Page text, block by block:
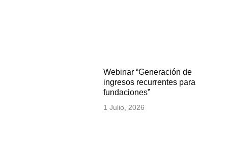
Webinar “Generación de
ingresos recurrentes para
fundaciones”
1 Julio, 2026